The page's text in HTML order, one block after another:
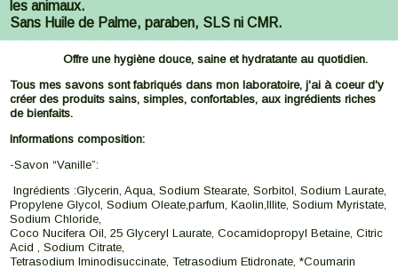
les animaux.
Sans Huile de Palme, paraben, SLS ni CMR.
Offre une hygiène douce, saine et hydratante au quotidien.
Tous mes savons sont fabriqués dans mon laboratoire, j'ai à coeur d'y
créer des produits sains, simples, confortables, aux ingrédients riches
de bienfaits.
Informations composition:
-Savon “Vanille”:
Ingrédients :Glycerin, Aqua, Sodium Stearate, Sorbitol, Sodium Laurate,
Propylene Glycol, Sodium Oleate,parfum, Kaolin,Illite, Sodium Myristate,
Sodium Chloride,
Coco Nucifera Oil, 25 Glyceryl Laurate, Cocamidopropyl Betaine, Citric
Acid , Sodium Citrate,
Tetrasodium Iminodisuccinate, Tetrasodium Etidronate, *Coumarin